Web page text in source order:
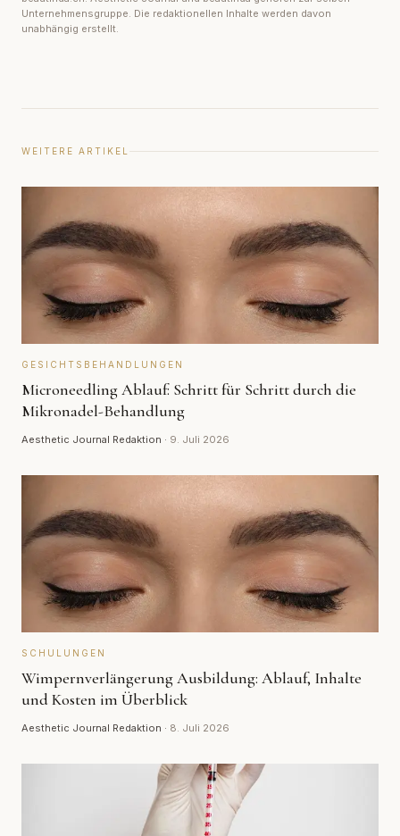
Unternehmensgruppe. Die redaktionellen Inhalte werden davon
unabhängig erstellt.
WEITERE ARTIKEL
GESICHTSBEHANDLUNGEN
Microneedling Ablauf: Schritt für Schritt durch die
Mikronadel-Behandlung
Aesthetic Journal Redaktion · 9. Juli 2026
SCHULUNGEN
Wimpernverlängerung Ausbildung: Ablauf, Inhalte
und Kosten im Überblick
Aesthetic Journal Redaktion · 8. Juli 2026